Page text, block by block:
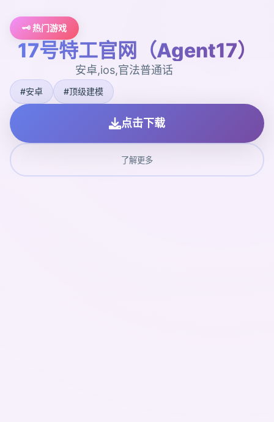
🗝️ 热门游戏
17号特工官网（Agent17）
安卓,ios,官法普通话
#安卓 #顶级建模
点击下载
了解更多